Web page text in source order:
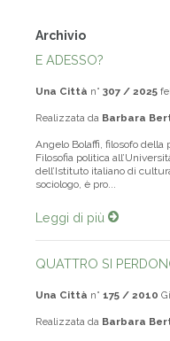
Archivio
E ADESSO?
Una Città n° 307 / 2025
Realizzata da Barbara
Angelo Bolaffi, filosofo
Filosofia politica
dell’Istituto italiano di
sociologo, è pro...
Leggi di più
QUATTRO SI
Una Città n° 175 / 2010
Realizzata da Barbara